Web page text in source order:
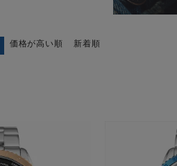
価格が高い順 新着順